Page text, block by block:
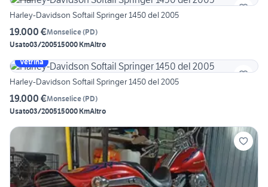
Harley-Davidson Softail Springer 1450 del 2005
19.000 €Monselice(PD)
Usato03/200515000 KmAltro
Vetrina
Harley-Davidson Softail Springer 1450 del 2005
19.000 €Monselice(PD)
Usato03/200515000 KmAltro